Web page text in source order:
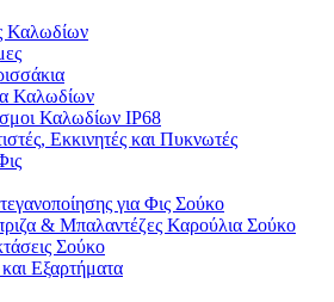
Καλωδίων
Καλωδίων
Καλωδίων IP68
Εκκινητές και Πυκνωτές
για Φις Σούκο
& Μπαλαντέζες Καρούλια Σούκο
Σούκο
Εξαρτήματα